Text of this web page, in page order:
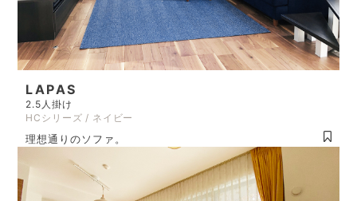
LAPAS
2.5人掛け
HCシリーズ / ネイビー
理想通りのソファ。